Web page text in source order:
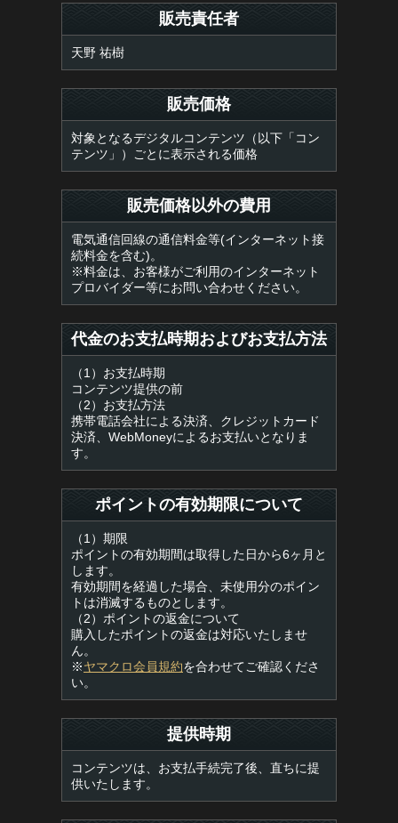
販売責任者
天野 祐樹
販売価格
対象となるデジタルコンテンツ（以下「コン
テンツ」）ごとに表示される価格
販売価格以外の費用
電気通信回線の通信料金等(インターネット接
続料金を含む)。
※料金は、お客様がご利用のインターネット
プロバイダー等にお問い合わせください。
代金のお支払時期およびお支払方法
（1）お支払時期
コンテンツ提供の前
（2）お支払方法
携帯電話会社による決済、クレジットカード
決済、WebMoneyによるお支払いとなりま
す。
ポイントの有効期限について
（1）期限
ポイントの有効期間は取得した日から6ヶ月と
します。
有効期間を経過した場合、未使用分のポイン
トは消滅するものとします。
（2）ポイントの返金について
購入したポイントの返金は対応いたしませ
ん。
※ヤマクロ会員規約を合わせてご確認くださ
い。
提供時期
コンテンツは、お支払手続完了後、直ちに提
供いたします。